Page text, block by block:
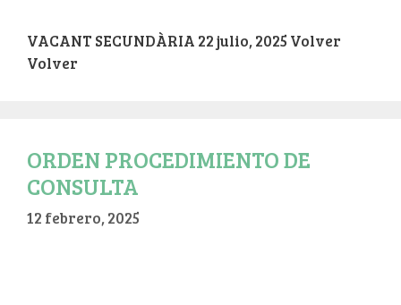
VACANT SECUNDÀRIA 22 julio, 2025 Volver
Volver
ORDEN PROCEDIMIENTO DE
CONSULTA
12 febrero, 2025